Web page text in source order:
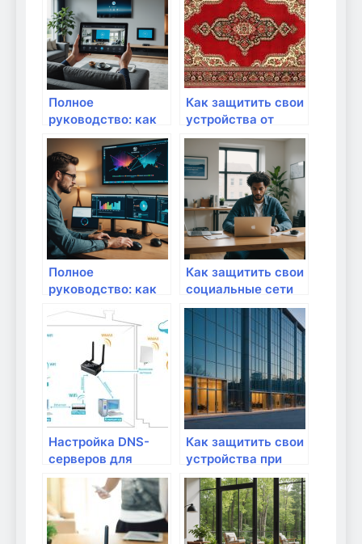
удаленной работы:
защити свои
данные и
устройство
Полное
руководство: как
защитить личные
данные при
взаимодействии с
приложениями
умного дома
Как защитить свои
устройства от
вирусов через Wifi
Полное
руководство: как
защитить личные
данные в
домашней сети
Как защитить свои
социальные сети
от неправомерного
доступа: полный
гид
Настройка DNS-
серверов для
улучшения
скорости
Интернета
Как защитить свои
устройства при
использовании
общих сетей Wi-Fi?